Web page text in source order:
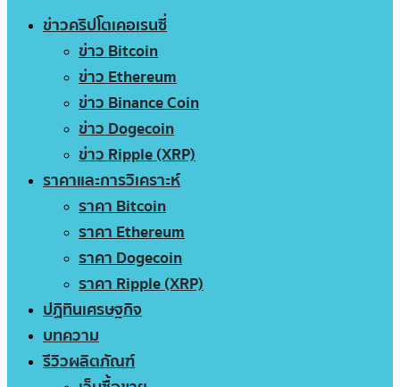
ข่าวคริปโตเคอเรนซี่
ข่าว Bitcoin
ข่าว Ethereum
ข่าว Binance Coin
ข่าว Dogecoin
ข่าว Ripple (XRP)
ราคาและการวิเคราะห์
ราคา Bitcoin
ราคา Ethereum
ราคา Dogecoin
ราคา Ripple (XRP)
ปฏิทินเศรษฐกิจ
บทความ
รีวิวผลิตภัณฑ์